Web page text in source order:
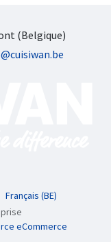
(Belgique)
Français (BE)
eCommerce